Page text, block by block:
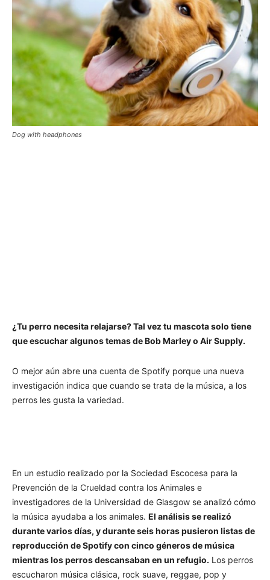
Dog with headphones
¿Tu perro necesita relajarse? Tal vez tu mascota solo tiene
que escuchar algunos temas de Bob Marley o Air Supply.
O mejor aún abre una cuenta de Spotify porque una nueva
investigación indica que cuando se trata de la música, a los
perros les gusta la variedad.
En un estudio realizado por la Sociedad Escocesa para la
Prevención de la Crueldad contra los Animales e
investigadores de la Universidad de Glasgow se analizó cómo
la música ayudaba a los animales. El análisis se realizó
durante varios días, y durante seis horas pusieron listas de
reproducción de Spotify con cinco géneros de música
mientras los perros descansaban en un refugio. Los perros
escucharon música clásica, rock suave, reggae, pop y